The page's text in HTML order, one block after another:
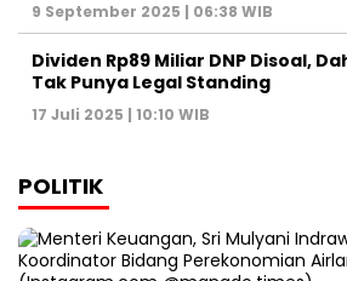
9 September 2025 | 06:38 WIB
Dividen Rp89 Miliar DNP Disoal,
Tak Punya Legal Standing
17 Juli 2025 | 10:10 WIB
POLITIK